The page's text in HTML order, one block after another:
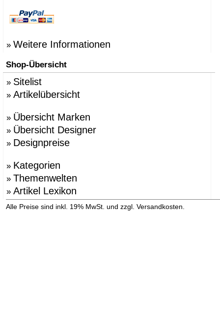
» Weitere Informationen
Shop-Übersicht
» Sitelist
» Artikelübersicht
» Übersicht Marken
» Übersicht Designer
» Designpreise
» Kategorien
» Themenwelten
» Artikel Lexikon
Alle Preise sind inkl. 19% MwSt. und zzgl. Versandkosten.